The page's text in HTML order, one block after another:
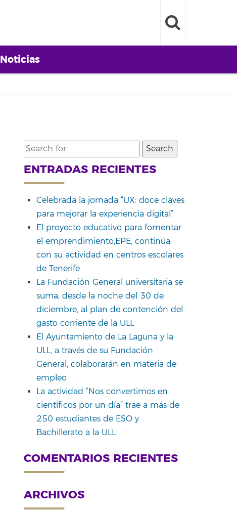
Noticias
Search
for:
ENTRADAS RECIENTES
Celebrada la jornada “UX: doce claves
para mejorar la experiencia digital”
El proyecto educativo para fomentar
el emprendimiento,EPE, continúa
con su actividad en centros escolares
de Tenerife
La Fundación General universitaria se
suma, desde la noche del 30 de
diciembre, al plan de contención del
gasto corriente de la ULL
El Ayuntamiento de La Laguna y la
ULL, a través de su Fundación
General, colaborarán en materia de
empleo
La actividad “Nos convertimos en
científicos por un día” trae a más de
250 estudiantes de ESO y
Bachillerato a la ULL
COMENTARIOS RECIENTES
ARCHIVOS